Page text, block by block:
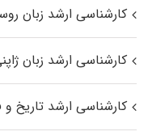
کارشناسی ارشد زبان
کارشناسی ارشد زبان
کارشناسی ارشد تاریخ